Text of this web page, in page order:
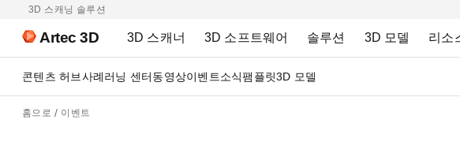
3D 스캐닝 솔루션
Artec 3D 3D 스캐너 3D 소프트웨어 솔루션 3D 모델 리소
콘텐츠 허브사례러닝 센터동영상이벤트소식팸플릿3D 모델
홈으로 이벤트